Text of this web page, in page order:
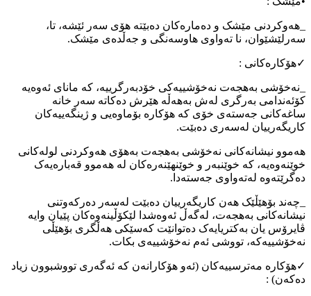
_هەوکردنی مێشک و دەمارەکان دەبێتە هۆی سەر ئێشە، تا،
سەرلێشێوان، نا تەواوی هاوسەنگی و جەڵدەی مێشک.
✓هۆکارەکانی :
_نەخۆشی بەهجەت نەخۆشییەکی خۆدبەرگرییە، کە مانای ئەوەیە
کۆئەندامی بەرگری لەش بەهەڵە هێرش دەکاتە سەر خانە
ساغەکانی جەستەی خۆی کە هۆکارە بۆماوەیی و ژینگەییەکان
کاریگەرییان لەسەری دەبێت.
هەموو نیشانەکانی نەخۆشی بەهجەت بەهۆی هەوکردنی لولەکانی
خوێنەوەیە، کە خوێنبەر و خوێنهێنەرەکان لە هەموو قەبارەیەک
دەگرێتەوە لەتەواوی جەستەدا.
_چەند بۆهێڵێک هەن کاریگەرییان دەبێت لەسەر دەرکەوتنی
نیشانەکانی بەهجەت، لەگەڵ ئەوەشدا لێکۆڵینەوەکان پێیان وایە
ڤایرۆس یان بەکتریایەک دەتوانێت کەسێکی هەڵگری بۆهێڵی
نەخۆشییەکە، تووشی ئەم نەخۆشییەی بکات.
✓هۆکارە مەترسییەکان (ئەو هۆکارانەن کە ئەگەری تووشبوون زیاد
دەکەن) :